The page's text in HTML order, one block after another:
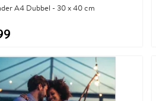
A4 Dubbel - 30 x 40 cm